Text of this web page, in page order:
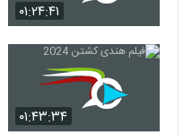
۰۱:۲۴:۴۱
۰۱:۴۳:۳۴